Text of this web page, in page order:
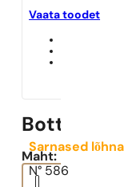
Vaata toodet
Sarnased
N° 586
Bottega
Maht: